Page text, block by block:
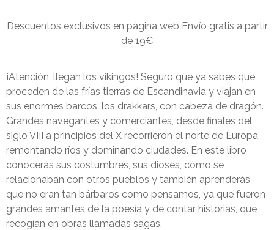
Descuentos exclusivos en página web Envío gratis a partir
de 19€
¡Atención, llegan los vikingos! Seguro que ya sabes que
proceden de las frías tierras de Escandinavia y viajan en
sus enormes barcos, los drakkars, con cabeza de dragón.
Grandes navegantes y comerciantes, desde finales del
siglo VIII a principios del X recorrieron el norte de Europa,
remontando ríos y dominando ciudades. En este libro
conocerás sus costumbres, sus dioses, cómo se
relacionaban con otros pueblos y también aprenderás
que no eran tan bárbaros como pensamos, ya que fueron
grandes amantes de la poesía y de contar historias, que
recogían en obras llamadas sagas.